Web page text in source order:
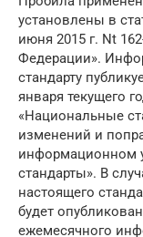
установлены в
июня 2015 г. Nt
Федерации».
стандарту
января текущего
«Национальные
изменений и
информационном
стандарты». В
настоящего
будет
ежемесячного